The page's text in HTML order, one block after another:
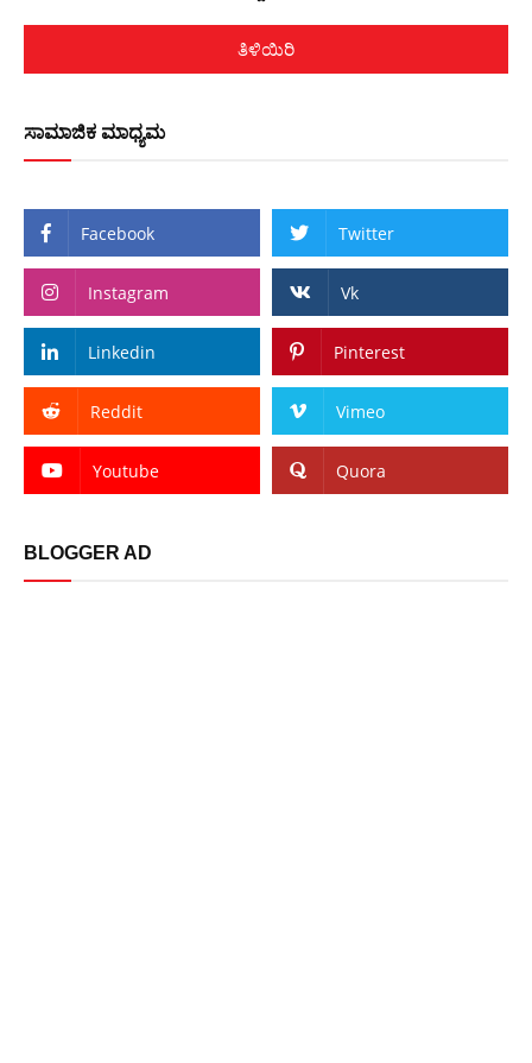
ತಿಳಿಯಿರಿ
ಸಾಮಾಜಿಕ ಮಾಧ್ಯಮ
Facebook Twitter
Instagram Vk
Linkedin Pinterest
Reddit Vimeo
Youtube Quora
BLOGGER AD